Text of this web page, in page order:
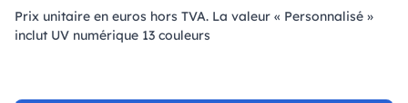
Prix ​​unitaire en euros hors TVA. La valeur « Personnalisé »
inclut UV numérique 13 couleurs